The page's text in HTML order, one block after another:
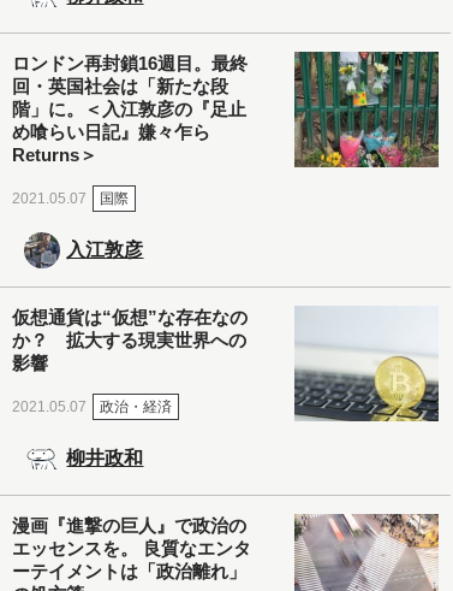
ロンドン再封鎖16週目。最終
回・英国社会は「新たな段
階」に。＜入江敦彦の『足止
め喰らい日記』嫌々乍ら
Returns＞
2021.05.07 国際
入江敦彦
仮想通貨は“仮想”な存在なの
か？ 拡大する現実世界への
影響
2021.05.07 政治・経済
柳井政和
漫画『進撃の巨人』で政治の
エッセンスを。 良質なエンタ
ーテイメントは「政治離れ」